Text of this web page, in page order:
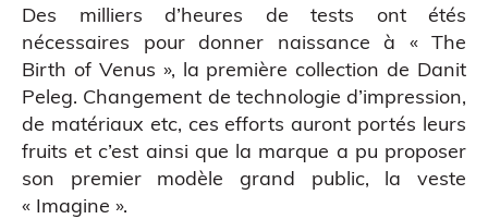
Atelier découverte
Des milliers d’heures de tests ont étés
nécessaires pour donner naissance à « The
Birth of Venus », la première collection de Danit
Peleg. Changement de technologie d’impression,
de matériaux etc, ces efforts auront portés leurs
fruits et c’est ainsi que la marque a pu proposer
son premier modèle grand public, la veste
« Imagine ».